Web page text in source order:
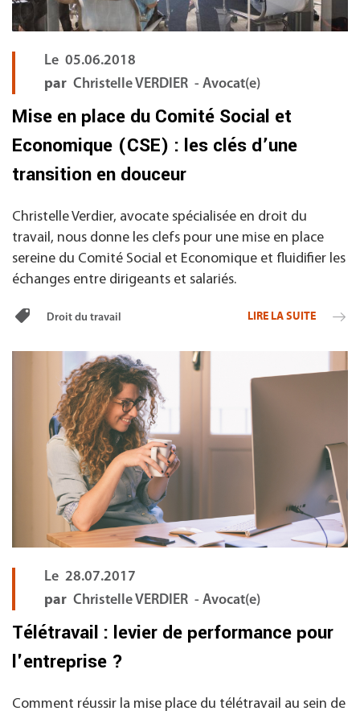
Le 05.06.2018
par Christelle VERDIER - Avocat(e)
Mise en place du Comité Social et
Economique (CSE) : les clés d’une
transition en douceur
Christelle Verdier, avocate spécialisée en droit du
travail, nous donne les clefs pour une mise en place
sereine du Comité Social et Economique et fluidifier les
échanges entre dirigeants et salariés.
Droit du travail LIRE LA SUITE
Le 28.07.2017
par Christelle VERDIER - Avocat(e)
Télétravail : levier de performance pour
l'entreprise ?
Comment réussir la mise place du télétravail au sein de